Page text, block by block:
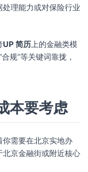
理能力或对保险行业
UP 简历上的金融类模
规”等关键词靠拢，
本要考虑
需要在北京实地办
京金融街或附近核心